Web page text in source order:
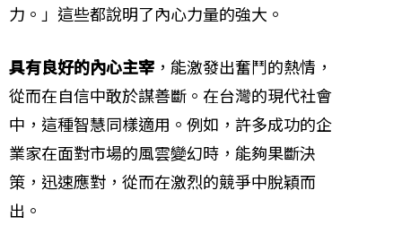
力。」這些都說明了內心力量的強大。
具有良好的內心主宰 ，能激發出奮鬥的熱情，
從而在自信中敢於謀善斷。在台灣的現代社會
中，這種智慧同樣適用。例如，許多成功的企
業家在面對市場的風雲變幻時，能夠果斷決
策，迅速應對，從而在激烈的競爭中脫穎而
出。